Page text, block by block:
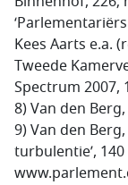
Kees Aarts e.a.
Tweede
Spectrum 2007,
8) Van den
9) Van den
turbulentie’,